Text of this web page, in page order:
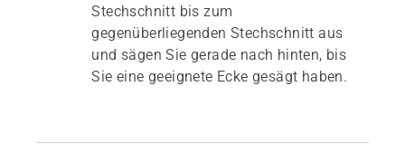
Stechschnitt bis zum
gegenüberliegenden Stechschnitt aus
und sägen Sie gerade nach hinten, bis
Sie eine geeignete Ecke gesägt haben.